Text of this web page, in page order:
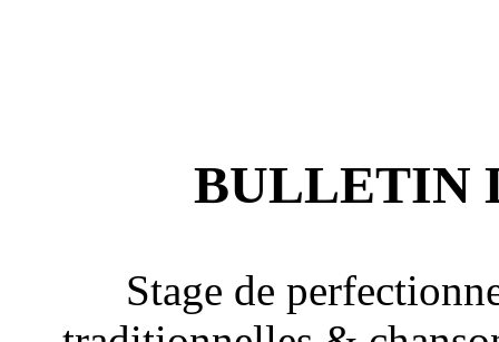
BULLETIN
Stage de